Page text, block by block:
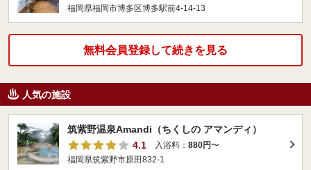
福岡県福岡市博多区博多駅前4-14-13
無料会員登録して続きを見る
人気の施設
筑紫野温泉Amandi（ちくしの アマンディ）
4.1
入浴料： 880円〜
福岡県筑紫野市原田832-1